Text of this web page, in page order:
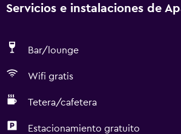
Servicios e instalaciones de
Bar/lounge
Wifi gratis
Tetera/cafetera
Estacionamiento gratuito